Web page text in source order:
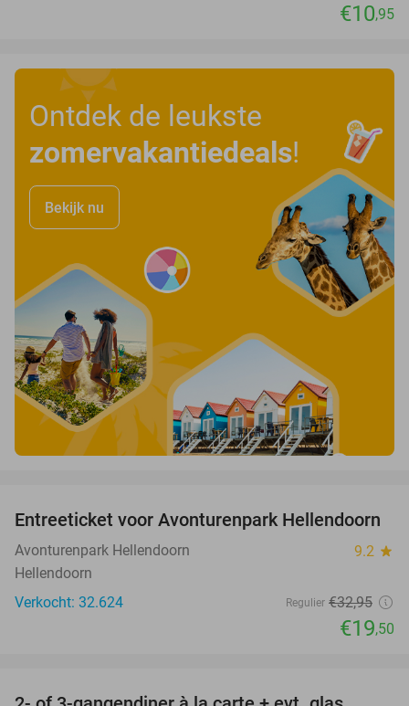
€10,95
Ontdek de leukste
zomervakantiedeals!
Bekijk nu
41%
Entreeticket voor Avonturenpark Hellendoorn
Avonturenpark Hellendoorn 9.2 star
Hellendoorn
Verkocht: 32.624
Regulier €32,95
€19,50